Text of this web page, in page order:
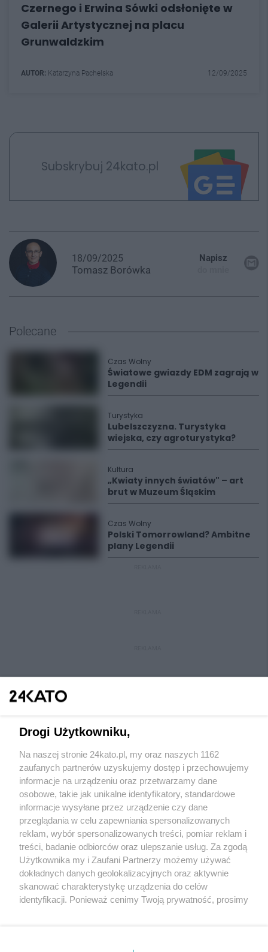
Czernego i Erwina Sówki odsłonięte w
Galerii Artystycznej na placu
Grunwaldzkim
AUTOR: Katarzyna Pachelska 12/09/2025
Subskrybuj 24kato.pl
18/09/2025
Tomasz Borówka
Napisz
Polecane
Czas Wolny
Światowe gwiazdy EDM zagrają w
Legendii
Turystyka
Lubelszczyzna. Turystyka
wiejska, czy agroturystyka?
Kultura
„Kwiaty innych światów" – art
brut w Muzeum Śląskim
Czas Wolny
Polski Tomorrowland? Ambitne
plany Legendii
Wydawca mediów lokalnych
Nie zapomnij
zapoznać się z:
polityką prywatności regulamin korzystania z portali
Twojemiasto
Piekary Śląskie
Chorzów
Tarnowskie Góry
Skontakuj sięz nami
Kontakt
Wydawca
Redakcja
Drogi Użytkowniku,
Na naszej stronie 24kato.pl, my oraz naszych 1162
zaufanych partnerów uzyskujemy dostęp i przechowujemy
informacje na urządzeniu oraz przetwarzamy dane
osobowe, takie jak unikalne identyfikatory, standardowe
informacje wysyłane przez urządzenie czy dane
przeglądania w celu zapewniania spersonalizowanych
reklam, wybór spersonalizowanych treści, pomiar reklam i
treści, badanie odbiorców oraz ulepszanie usług. Za zgodą
Użytkownika my i Zaufani Partnerzy możemy używać
dokładnych danych geolokalizacyjnych oraz aktywnie
skanować charakterystykę urządzenia do celów
identyfikacji. Ponieważ cenimy Twoją prywatność, prosimy